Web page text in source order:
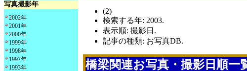
写真撮影年
2002年
2001年
2000年
1999年
1998年
1997年
1993年
(2)
検索する年: 2003.
表示順: 撮影日.
記事の種類: お写真DB.
橋梁関連お写真・撮影日順一